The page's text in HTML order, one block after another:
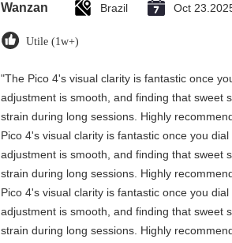
Wanzan Brazil Oct
Utile (1w+)
"The Pico 4's visual clarity is fantastic once
adjustment is smooth, and finding that sweet
strain during long sessions. Highly
Pico 4's visual clarity is fantastic once you
adjustment is smooth, and finding that sweet
strain during long sessions. Highly
Pico 4's visual clarity is fantastic once you
adjustment is smooth, and finding that sweet
strain during long sessions. Highly